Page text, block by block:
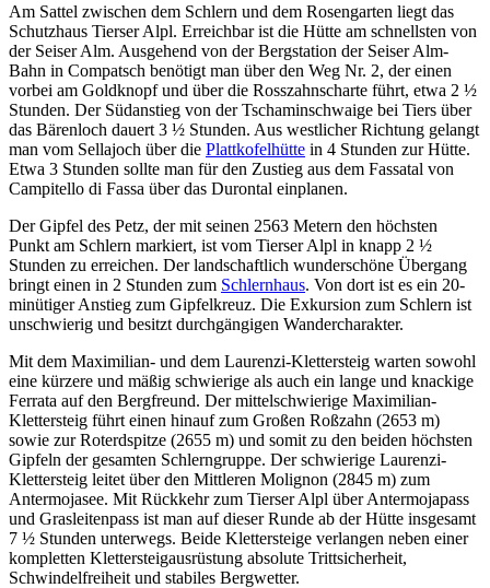
Am Sattel zwischen dem Schlern und dem Rosengarten liegt das
Schutzhaus Tierser Alpl. Erreichbar ist die Hütte am schnellsten von
der Seiser Alm. Ausgehend von der Bergstation der Seiser Alm-
Bahn in Compatsch benötigt man über den Weg Nr. 2, der einen
vorbei am Goldknopf und über die Rosszahnscharte führt, etwa 2 ½
Stunden. Der Südanstieg von der Tschaminschwaige bei Tiers über
das Bärenloch dauert 3 ½ Stunden. Aus westlicher Richtung gelangt
man vom Sellajoch über die Plattkofelhütte in 4 Stunden zur Hütte.
Etwa 3 Stunden sollte man für den Zustieg aus dem Fassatal von
Campitello di Fassa über das Durontal einplanen.
Der Gipfel des Petz, der mit seinen 2563 Metern den höchsten
Punkt am Schlern markiert, ist vom Tierser Alpl in knapp 2 ½
Stunden zu erreichen. Der landschaftlich wunderschöne Übergang
bringt einen in 2 Stunden zum Schlernhaus. Von dort ist es ein 20-
minütiger Anstieg zum Gipfelkreuz. Die Exkursion zum Schlern ist
unschwierig und besitzt durchgängigen Wandercharakter.
Mit dem Maximilian- und dem Laurenzi-Klettersteig warten sowohl
eine kürzere und mäßig schwierige als auch ein lange und knackige
Ferrata auf den Bergfreund. Der mittelschwierige Maximilian-
Klettersteig führt einen hinauf zum Großen Roßzahn (2653 m)
sowie zur Roterdspitze (2655 m) und somit zu den beiden höchsten
Gipfeln der gesamten Schlerngruppe. Der schwierige Laurenzi-
Klettersteig leitet über den Mittleren Molignon (2845 m) zum
Antermojasee. Mit Rückkehr zum Tierser Alpl über Antermojapass
und Grasleitenpass ist man auf dieser Runde ab der Hütte insgesamt
7 ½ Stunden unterwegs. Beide Klettersteige verlangen neben einer
kompletten Klettersteigausrüstung absolute Trittsicherheit,
Schwindelfreiheit und stabiles Bergwetter.